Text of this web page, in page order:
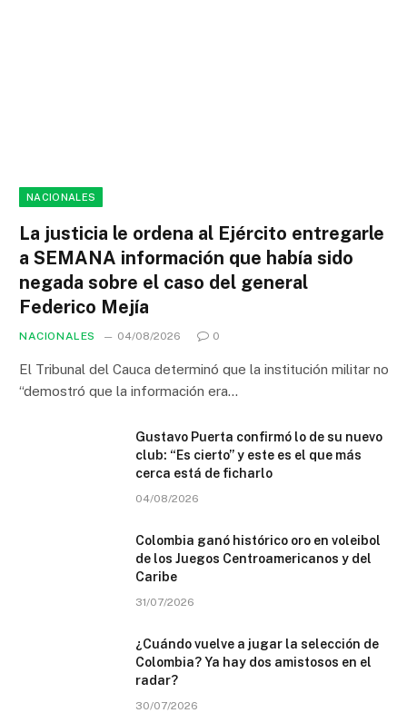
NACIONALES
La justicia le ordena al Ejército entregarle
a SEMANA información que había sido
negada sobre el caso del general
Federico Mejía
NACIONALES 04/08/2026 0
El Tribunal del Cauca determinó que la institución militar no
“demostró que la información era…
Gustavo Puerta confirmó lo de su nuevo
club: “Es cierto” y este es el que más
cerca está de ficharlo
04/08/2026
Colombia ganó histórico oro en voleibol
de los Juegos Centroamericanos y del
Caribe
31/07/2026
¿Cuándo vuelve a jugar la selección de
Colombia? Ya hay dos amistosos en el
radar?
30/07/2026